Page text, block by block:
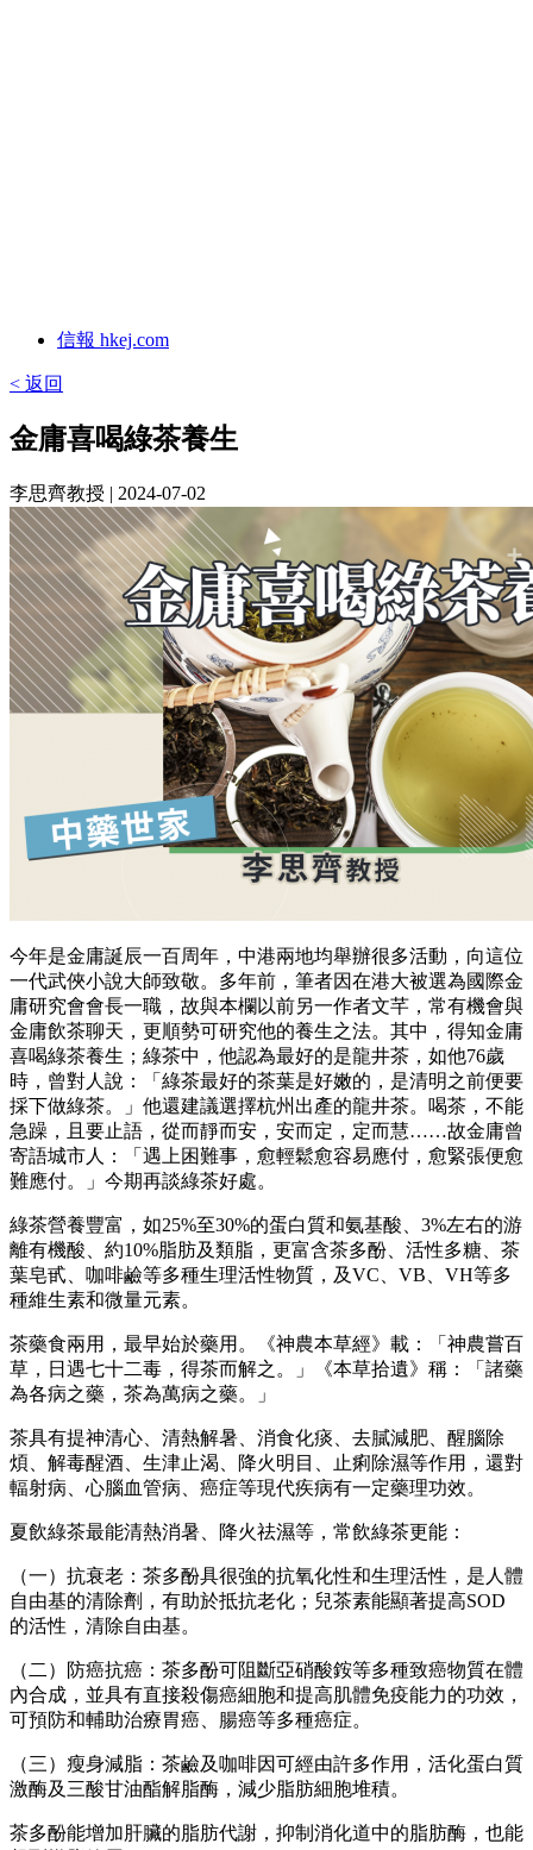
信報 hkej.com
< 返回
金庸喜喝綠茶養生
李思齊教授 | 2024-07-02
今年是金庸誕辰一百周年，中港兩地均舉辦很多活動，向這位
一代武俠小說大師致敬。多年前，筆者因在港大被選為國際金
庸研究會會長一職，故與本欄以前另一作者文芊，常有機會與
金庸飲茶聊天，更順勢可研究他的養生之法。其中，得知金庸
喜喝綠茶養生；綠茶中，他認為最好的是龍井茶，如他76歲
時，曾對人說：「綠茶最好的茶葉是好嫩的，是清明之前便要
採下做綠茶。」他還建議選擇杭州出產的龍井茶。喝茶，不能
急躁，且要止語，從而靜而安，安而定，定而慧……故金庸曾
寄語城市人：「遇上困難事，愈輕鬆愈容易應付，愈緊張便愈
難應付。」今期再談綠茶好處。
綠茶營養豐富，如25%至30%的蛋白質和氨基酸、3%左右的游
離有機酸、約10%脂肪及類脂，更富含茶多酚、活性多糖、茶
葉皂甙、咖啡鹼等多種生理活性物質，及VC、VB、VH等多
種維生素和微量元素。
茶藥食兩用，最早始於藥用。《神農本草經》載：「神農嘗百
草，日遇七十二毒，得茶而解之。」《本草拾遺》稱：「諸藥
為各病之藥，茶為萬病之藥。」
茶具有提神清心、清熱解暑、消食化痰、去膩減肥、醒腦除
煩、解毒醒酒、生津止渴、降火明目、止痢除濕等作用，還對
輻射病、心腦血管病、癌症等現代疾病有一定藥理功效。
夏飲綠茶最能清熱消暑、降火祛濕等，常飲綠茶更能：
（一）抗衰老：茶多酚具很強的抗氧化性和生理活性，是人體
自由基的清除劑，有助於抵抗老化；兒茶素能顯著提高SOD
的活性，清除自由基。
（二）防癌抗癌：茶多酚可阻斷亞硝酸銨等多種致癌物質在體
內合成，並具有直接殺傷癌細胞和提高肌體免疫能力的功效，
可預防和輔助治療胃癌、腸癌等多種癌症。
（三）瘦身減脂：茶鹼及咖啡因可經由許多作用，活化蛋白質
激酶及三酸甘油酯解脂酶，減少脂肪細胞堆積。
茶多酚能增加肝臟的脂肪代謝，抑制消化道中的脂肪酶，也能